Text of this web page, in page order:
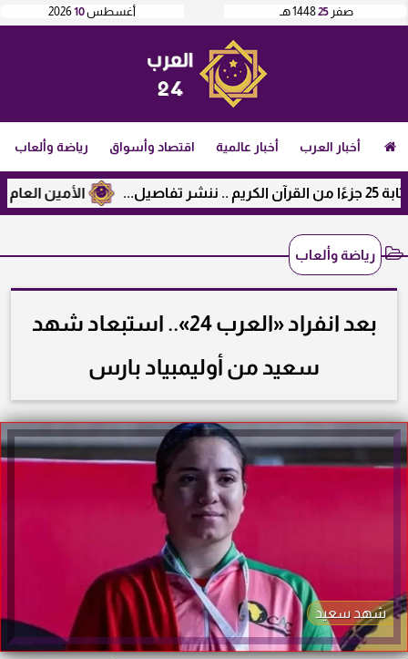
أغسطس10
2026 صفر 251448 هـ
أخبار العرب أخبار عالمية اقتصاد وأسواق رياضة وألعاب
الأمين العام لرابطة
رياضة وألعاب
بعد انفراد «العرب 24».. استبعاد شهد
سعيد من أوليمبياد بارس
شهد سعيد